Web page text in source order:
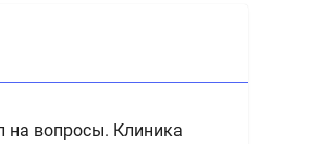
на вопросы. Клиника